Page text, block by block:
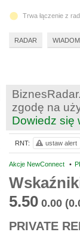
zgodę na
Dowiedz się
Akcje NewConnect •
5.50 0.00
PRIVATE
RNT: ustaw alert
7
Trwa łączenie z
RADAR